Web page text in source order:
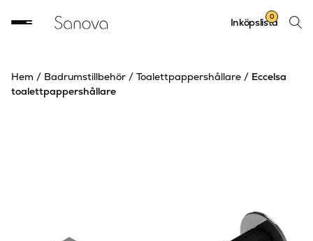
Sök
Inköpslista
0
Hem / Badrumstillbehör / Toalettpappershållare / Eccelsa
toalettpappershållare